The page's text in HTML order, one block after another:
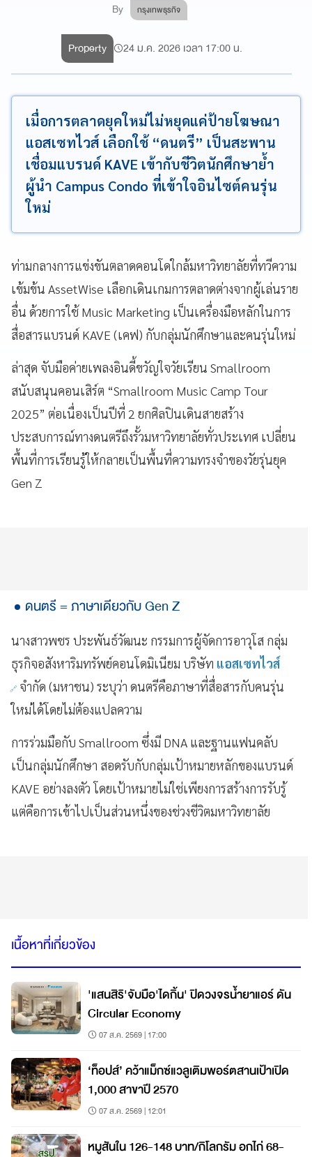
By กรุงเทพธุรกิจ
Property 24 ม.ค. 2026 เวลา 17:00 น.
เมื่อการตลาดยุคใหม่ไม่หยุดแค่ป้ายโฆษณา
แอสเซทไวส์ เลือกใช้ “ดนตรี” เป็นสะพาน
เชื่อมแบรนด์ KAVE เข้ากับชีวิตนักศึกษาย้ำ
ผู้นำ Campus Condo ที่เข้าใจอินไซต์คนรุ่น
ใหม่
ท่ามกลางการแข่งขันตลาดคอนโดใกล้มหาวิทยาลัยที่ทวีความ
เข้มข้น AssetWise เลือกเดินเกมการตลาดต่างจากผู้เล่นราย
อื่น ด้วยการใช้ Music Marketing เป็นเครื่องมือหลักในการ
สื่อสารแบรนด์ KAVE (เคฟ) กับกลุ่มนักศึกษาและคนรุ่นใหม่
ล่าสุด จับมือค่ายเพลงอินดี้ขวัญใจวัยเรียน Smallroom
สนับสนุนคอนเสิร์ต “Smallroom Music Camp Tour
2025” ต่อเนื่องเป็นปีที่ 2 ยกศิลปินเดินสายสร้าง
ประสบการณ์ทางดนตรีถึงรั้วมหาวิทยาลัยทั่วประเทศ เปลี่ยน
พื้นที่การเรียนรู้ให้กลายเป็นพื้นที่ความทรงจำของวัยรุ่นยุค
Gen Z
ดนตรี = ภาษาเดียวกับ Gen Z
นางสาวพชร ประพันธ์วัฒนะ กรรมการผู้จัดการอาวุโส กลุ่ม
ธุรกิจอสังหาริมทรัพย์คอนโดมิเนียม บริษัท แอสเซทไวส์
จำกัด (มหาชน) ระบุว่า ดนตรีคือภาษาที่สื่อสารกับคนรุ่น
ใหม่ได้โดยไม่ต้องแปลความ
การร่วมมือกับ Smallroom ซึ่งมี DNA และฐานแฟนคลับ
เป็นกลุ่มนักศึกษา สอดรับกับกลุ่มเป้าหมายหลักของแบรนด์
KAVE อย่างลงตัว โดยเป้าหมายไม่ใช่เพียงการสร้างการรับรู้
แต่คือการเข้าไปเป็นส่วนหนึ่งของช่วงชีวิตมหาวิทยาลัย
เนื้อหาที่เกี่ยวข้อง
'แสนสิริ'จับมือ'ไดกิ้น' ปิดวงจรน้ำยาแอร์ ดัน
Circular Economy
07 ส.ค. 2569 | 17:00
‘ท็อปส์’ คว้าแม็กซ์แวลูเติมพอร์ตสานเป้าเปิด
1,000 สาขาปี 2570
07 ส.ค. 2569 | 12:01
หมูสันใน 126-148 บาท/กิโลกรัม อกไก่ 68-